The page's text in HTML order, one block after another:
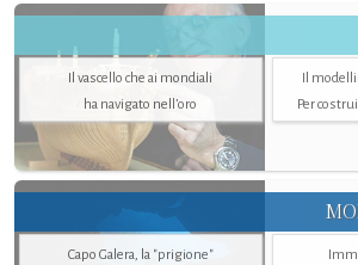
Il vascello che ai mondiali
ha navigato nell’oro
Il
Per
Capo Galera, la "prigione"